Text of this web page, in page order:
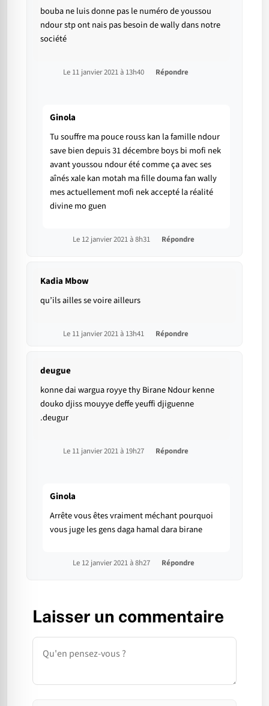
bouba ne luis donne pas le numéro de youssou
ndour stp ont nais pas besoin de wally dans notre
société
Le 11 janvier 2021 à 13h40 Répondre
Ginola
Tu souffre ma pouce rouss kan la famille ndour
save bien depuis 31 décembre boys bi mofi nek
avant youssou ndour été comme ça avec ses
aînés xale kan motah ma fille douma fan wally
mes actuellement mofi nek accepté la réalité
divine mo guen
Le 12 janvier 2021 à 8h31 Répondre
Kadia Mbow
qu’ils ailles se voire ailleurs
Le 11 janvier 2021 à 13h41 Répondre
deugue
konne dai wargua royye thy Birane Ndour kenne
douko djiss mouyye deffe yeuffi djiguenne
.deugur
Le 11 janvier 2021 à 19h27 Répondre
Ginola
Arrête vous êtes vraiment méchant pourquoi
vous juge les gens daga hamal dara birane
Le 12 janvier 2021 à 8h27 Répondre
Laisser un commentaire
Commentaire